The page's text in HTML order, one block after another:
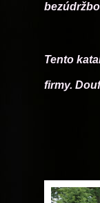
Tento
firmy.